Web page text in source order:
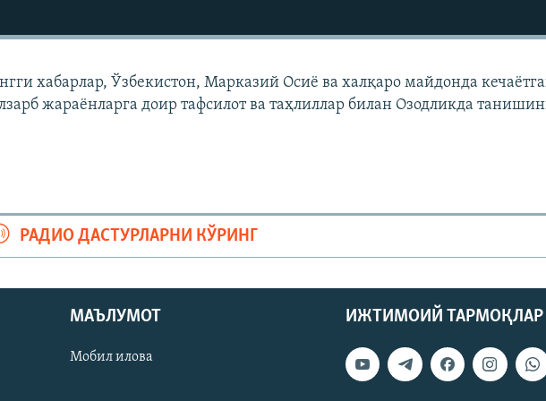
хабарлар, Ўзбекистон, Марказий Осиë ва халқаро майдонда
жараëнларга доир тафсилот ва таҳлиллар билан Озодликда
РАДИО ДАСТУРЛАРНИ КЎРИНГ
ИЖТИМОИЙ ТАРМОҚЛАР
МАЪЛУМОТ
Мобил илова